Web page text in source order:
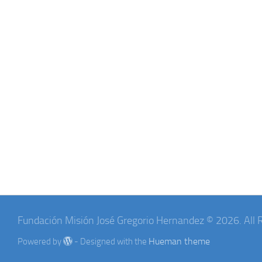
Fundación Misión José Gregorio Hernandez © 2026. All
Powered by - Designed with the Hueman theme